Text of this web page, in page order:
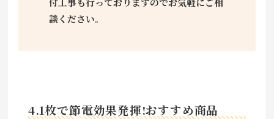
談ください。
4.1枚で節電効果発揮!おすすめ商品